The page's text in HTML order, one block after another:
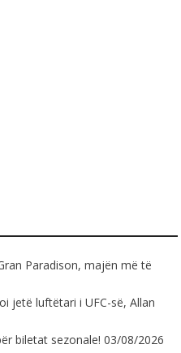
Paradison, majën më të
jetë luftëtari i UFC-së, Allan
biletat sezonale! 03/08/2026